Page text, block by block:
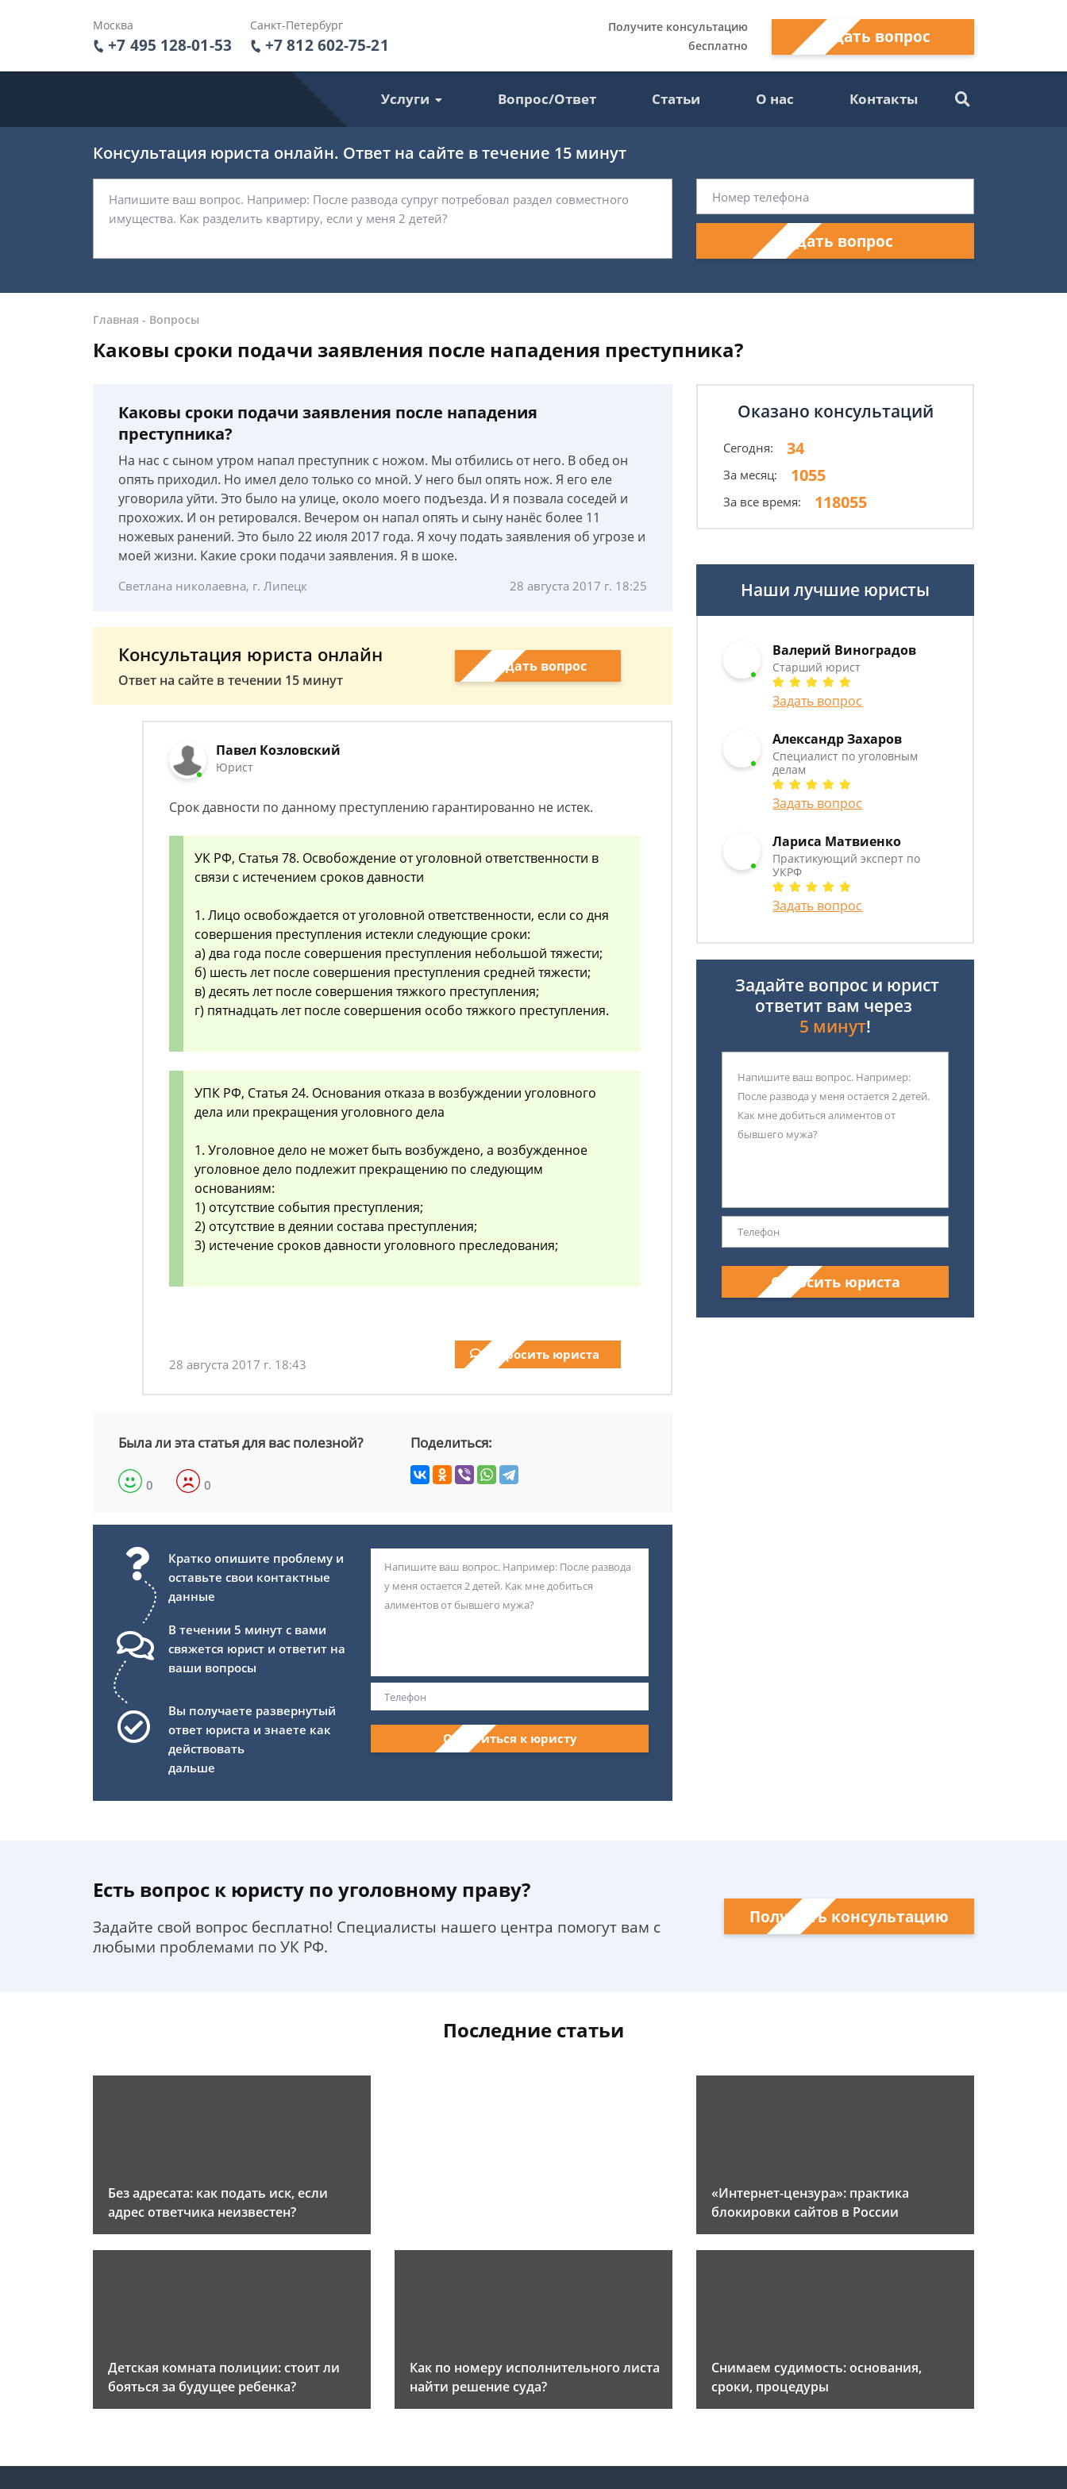
Москва
+7 495 128-01-53
Санкт-Петербург
+7 812 602-75-21
Получите консультацию
бесплатно
Задать вопрос
Услуги Вопрос/Ответ Статьи О нас Контакты
Консультация юриста онлайн. Ответ на сайте в течение 15 минут
Задать вопрос
Главная - Вопросы
Каковы сроки подачи заявления после нападения преступника?
Каковы сроки подачи заявления после нападения
преступника?
На нас с сыном утром напал преступник с ножом. Мы отбились от него. В обед он
опять приходил. Но имел дело только со мной. У него был опять нож. Я его еле
уговорила уйти. Это было на улице, около моего подъезда. И я позвала соседей и
прохожих. И он ретировался. Вечером он напал опять и сыну нанёс более 11
ножевых ранений. Это было 22 июля 2017 года. Я хочу подать заявления об угрозе и
моей жизни. Какие сроки подачи заявления. Я в шоке.
Светлана николаевна, г. Липецк 28 августа 2017 г. 18:25
Консультация юриста онлайн
Ответ на сайте в течении 15 минут
Задать вопрос
Павел Козловский
Юрист
Срок давности по данному преступлению гарантированно не истек.
УК РФ, Статья 78. Освобождение от уголовной ответственности в
связи с истечением сроков давности
1. Лицо освобождается от уголовной ответственности, если со дня
совершения преступления истекли следующие сроки:
а) два года после совершения преступления небольшой тяжести;
б) шесть лет после совершения преступления средней тяжести;
в) десять лет после совершения тяжкого преступления;
г) пятнадцать лет после совершения особо тяжкого преступления.
УПК РФ, Статья 24. Основания отказа в возбуждении уголовного
дела или прекращения уголовного дела
1. Уголовное дело не может быть возбуждено, а возбужденное
уголовное дело подлежит прекращению по следующим
основаниям:
1) отсутствие события преступления;
2) отсутствие в деянии состава преступления;
3) истечение сроков давности уголовного преследования;
28 августа 2017 г. 18:43
Спросить юриста
Была ли эта статья для вас полезной?
0 0
Поделиться:
Кратко опишите проблему и
оставьте свои контактные
данные
В течении 5 минут с вами
свяжется юрист и ответит на
ваши вопросы
Вы получаете развернутый
ответ юриста и знаете как
действовать
дальше
Обратиться к юристу
Оказано консультаций
Сегодня: 34
За месяц: 1055
За все время: 118055
Наши лучшие юристы
Валерий Виноградов
Старший юрист
Задать вопрос
Александр Захаров
Специалист по уголовным
делам
Задать вопрос
Лариса Матвиенко
Практикующий эксперт по
УКРФ
Задать вопрос
Задайте вопрос и юрист
ответит вам через
5 минут!
Спросить юриста
Есть вопрос к юристу по уголовному праву?
Задайте свой вопрос бесплатно! Специалисты нашего центра помогут вам с
любыми проблемами по УК РФ.
Получить консультацию
Последние статьи
Без адресата: как подать иск, если
адрес ответчика неизвестен?
«Интернет-цензура»: практика
блокировки сайтов в России
Детская комната полиции: стоит ли
бояться за будущее ребенка?
Как по номеру исполнительного листа
найти решение суда?
Снимаем судимость: основания,
сроки, процедуры